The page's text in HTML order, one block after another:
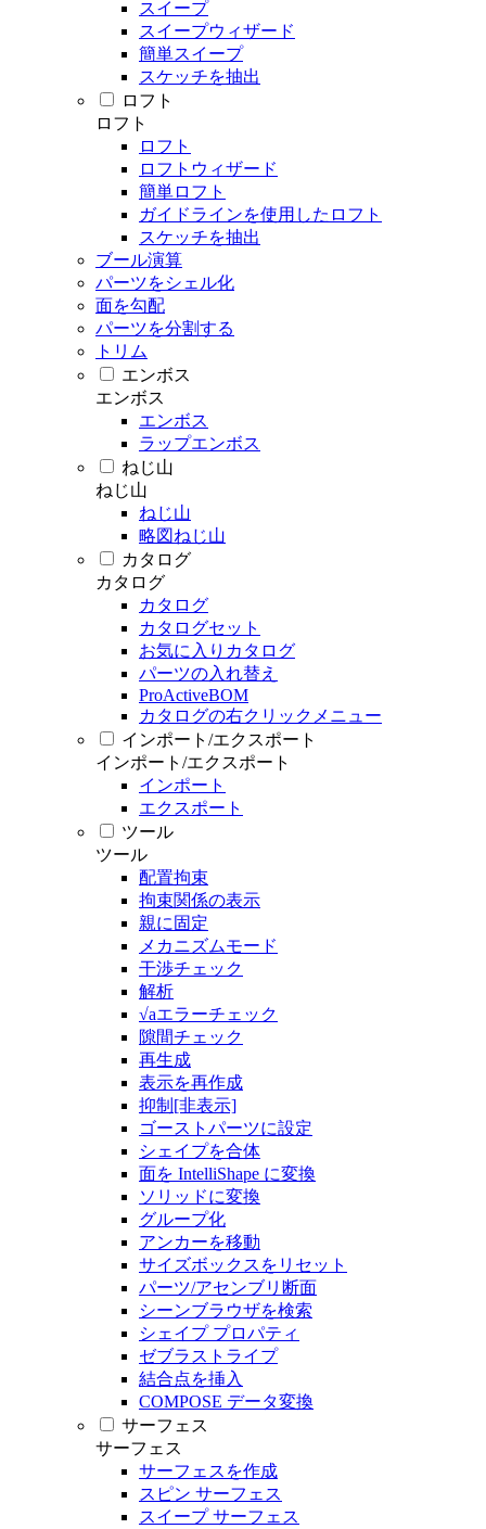
スイープ
スイープウィザード
簡単スイープ
スケッチを抽出
ロフト
ロフト
ロフト
ロフトウィザード
簡単ロフト
ガイドラインを使用したロフト
スケッチを抽出
ブール演算
パーツをシェル化
面を勾配
パーツを分割する
トリム
エンボス
エンボス
エンボス
ラップエンボス
ねじ山
ねじ山
ねじ山
略図ねじ山
カタログ
カタログ
カタログ
カタログセット
お気に入りカタログ
パーツの入れ替え
ProActiveBOM
カタログの右クリックメニュー
インポート/エクスポート
インポート/エクスポート
インポート
エクスポート
ツール
ツール
配置拘束
拘束関係の表示
親に固定
メカニズムモード
干渉チェック
解析
√aエラーチェック
隙間チェック
再生成
表示を再作成
抑制[非表示]
ゴーストパーツに設定
シェイプを合体
面を IntelliShape に変換
ソリッドに変換
グループ化
アンカーを移動
サイズボックスをリセット
パーツ/アセンブリ断面
シーンブラウザを検索
シェイプ プロパティ
ゼブラストライプ
結合点を挿入
COMPOSE データ変換
サーフェス
サーフェス
サーフェスを作成
スピン サーフェス
スイープ サーフェス